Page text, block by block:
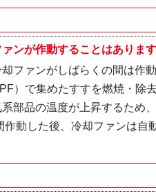
ンが作動することはありま
ファンがしばらくの間は作動
）で集めたすすを燃焼・除
部品の温度が上昇するため
動した後、冷却ファンは自